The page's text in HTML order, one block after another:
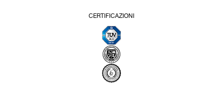
CERTIFICAZIONI